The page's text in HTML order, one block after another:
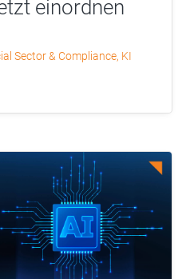
einordnen
Sector & Compliance, KI